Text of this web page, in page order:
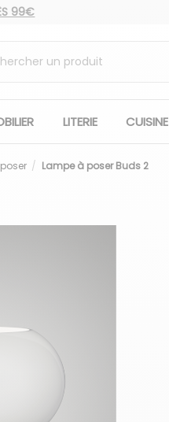
99€
LITERIE CUISINE
Lampe à poser Buds 2